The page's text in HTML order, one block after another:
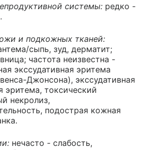
системы: редко -
и подкожных тканей:
сыпь, зуд, дерматит;
частота неизвестна -
экссудативная эритема
Джонсона), экссудативная
эритема, токсический
некролиз,
подострая кожная
нечасто - слабость,